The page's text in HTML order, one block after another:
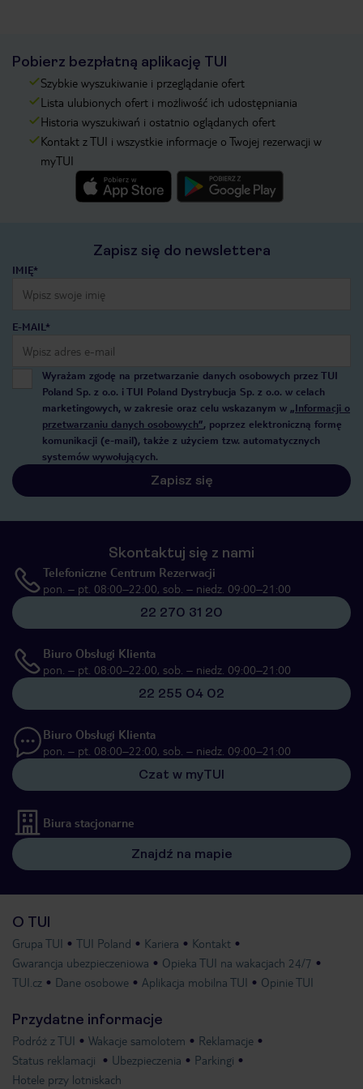
Pobierz bezpłatną aplikację TUI
Szybkie wyszukiwanie i przeglądanie ofert
Lista ulubionych ofert i możliwość ich udostępniania
Historia wyszukiwań i ostatnio oglądanych ofert
Kontakt z TUI i wszystkie informacje o Twojej rezerwacji w
myTUI
Zapisz się do newslettera
IMIĘ*
E-MAIL*
Wyrażam zgodę na przetwarzanie danych osobowych przez TUI
Poland Sp. z o.o. i TUI Poland Dystrybucja Sp. z o.o. w celach
marketingowych, w zakresie oraz celu wskazanym w „Informacji o
przetwarzaniu danych osobowych”, poprzez elektroniczną formę
komunikacji (e-mail), także z użyciem tzw. automatycznych
systemów wywołujących.
Zapisz się
Skontaktuj się z nami
Telefoniczne Centrum Rezerwacji
pon. – pt. 08:00–22:00, sob. – niedz. 09:00–21:00
22 270 31 20
Biuro Obsługi Klienta
pon. – pt. 08:00–22:00, sob. – niedz. 09:00–21:00
22 255 04 02
Biuro Obsługi Klienta
pon. – pt. 08:00–22:00, sob. – niedz. 09:00–21:00
Czat w myTUI
Biura stacjonarne
Znajdź na mapie
O TUI
Grupa TUI TUI Poland Kariera
Kontakt
Gwarancja ubezpieczeniowa
Opieka TUI na wakacjach 24/7
TUI.cz
Dane osobowe Aplikacja mobilna TUI Opinie TUI
Przydatne informacje
Podróż z TUI Wakacje samolotem
Reklamacje
Status reklamacji
Ubezpieczenia
Parkingi
Hotele przy lotniskach